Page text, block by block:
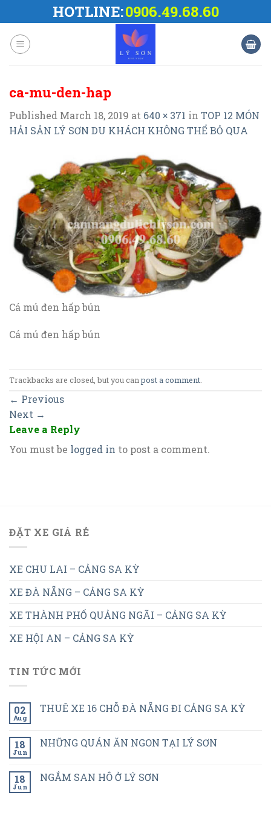
to
content
HOTLINE:0906.49.68.60
ca-mu-den-hap
Published March 18, 2019 at 640 × 371 in TOP 12 MÓN
HẢI SẢN LÝ SƠN DU KHÁCH KHÔNG THỂ BỎ QUA
Cá mú đen hấp bún
Cá mú đen hấp bún
Trackbacks are closed, but you canpost a comment
← Previous
Next →
Leave a Reply
You must be logged in to post a comment.
ĐẶT XE GIÁ RẺ
XE CHU LAI – CẢNG SA KỲ
XE ĐÀ NẴNG – CẢNG SA KỲ
XE THÀNH PHỐ QUẢNG NGÃI – CẢNG SA KỲ
XE HỘI AN – CẢNG SA KỲ
TIN TỨC MỚI
02
Aug
THUÊ XE 16 CHỖ ĐÀ NẴNG ĐI CẢNG SA KỲ
18
Jun
NHỮNG QUÁN ĂN NGON TẠI LÝ SƠN
18
Jun
NGẮM SAN HÔ Ở LÝ SƠN